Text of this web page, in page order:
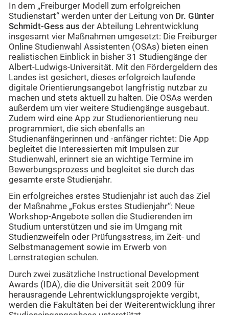
In dem „Freiburger Modell zum erfolgreichen
Studienstart“ werden unter der Leitung von Dr. Günter
Schmidt-Gess aus der Abteilung Lehrentwicklung
insgesamt vier Maßnahmen umgesetzt: Die Freiburger
Online Studienwahl Assistenten (OSAs) bieten einen
realistischen Einblick in bisher 31 Studiengänge der
Albert-Ludwigs-Universität. Mit den Fördergeldern des
Landes ist gesichert, dieses erfolgreich laufende
digitale Orientierungsangebot langfristig nutzbar zu
machen und stets aktuell zu halten. Die OSAs werden
außerdem um vier weitere Studiengänge ausgebaut.
Zudem wird eine App zur Studienorientierung neu
programmiert, die sich ebenfalls an
Studienanfängerinnen und -anfänger richtet: Die App
begleitet die Interessierten mit Impulsen zur
Studienwahl, erinnert sie an wichtige Termine im
Bewerbungsprozess und begleitet sie durch das
gesamte erste Studienjahr.
Ein erfolgreiches erstes Studienjahr ist auch das Ziel
der Maßnahme „Fokus erstes Studienjahr“: Neue
Workshop-Angebote sollen die Studierenden im
Studium unterstützen und sie im Umgang mit
Studienzweifeln oder Prüfungsstress, im Zeit- und
Selbstmanagement sowie im Erwerb von
Lernstrategien schulen.
Durch zwei zusätzliche Instructional Development
Awards (IDA), die die Universität seit 2009 für
herausragende Lehrentwicklungsprojekte vergibt,
werden die Fakultäten bei der Weiterentwicklung ihrer